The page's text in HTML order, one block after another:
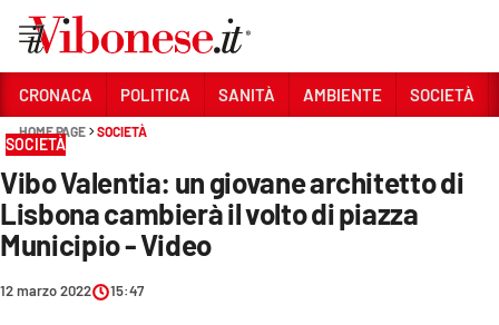
Sezioni
CRONACA
POLITICA
CRONACA POLITICA SANITÀ AMBIENTE SOCIETÀ
HOME PAGE SOCIETÀ
SOCIETÀ
Vibo Valentia: un giovane architetto di
Lisbona cambierà il volto di piazza
Municipio - Video
12 marzo 2022 15:47